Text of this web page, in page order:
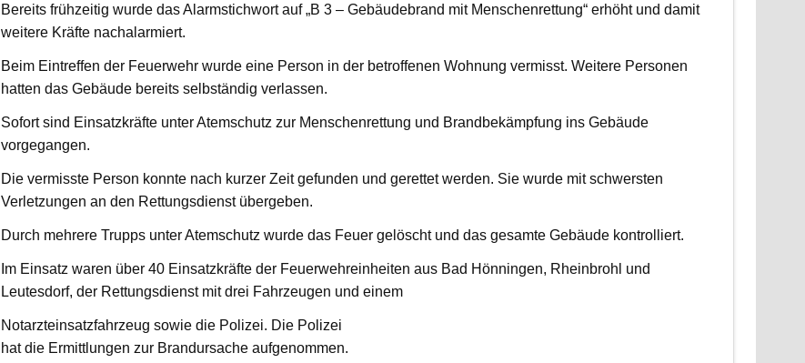
Bereits frühzeitig wurde das Alarmstichwort auf „B 3 – Gebäudebrand mit Menschenrettung“ erhöht und damit
weitere Kräfte nachalarmiert.
Beim Eintreffen der Feuerwehr wurde eine Person in der betroffenen Wohnung vermisst. Weitere Personen
hatten das Gebäude bereits selbständig verlassen.
Sofort sind Einsatzkräfte unter Atemschutz zur Menschenrettung und Brandbekämpfung ins Gebäude
vorgegangen.
Die vermisste Person konnte nach kurzer Zeit gefunden und gerettet werden. Sie wurde mit schwersten
Verletzungen an den Rettungsdienst übergeben.
Durch mehrere Trupps unter Atemschutz wurde das Feuer gelöscht und das gesamte Gebäude kontrolliert.
Im Einsatz waren über 40 Einsatzkräfte der Feuerwehreinheiten aus Bad Hönningen, Rheinbrohl und
Leutesdorf, der Rettungsdienst mit drei Fahrzeugen und einem
Notarzteinsatzfahrzeug sowie die Polizei. Die Polizei
hat die Ermittlungen zur Brandursache aufgenommen.